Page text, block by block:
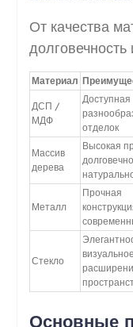
От качества
Материал
ДСП /
МДФ
Доступная
отделок
Массив
дерева
Высокая
Металл
Прочная
Стекло
визуальное
Основные